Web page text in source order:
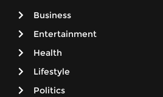
Business
Entertainment
Health
Lifestyle
Politics